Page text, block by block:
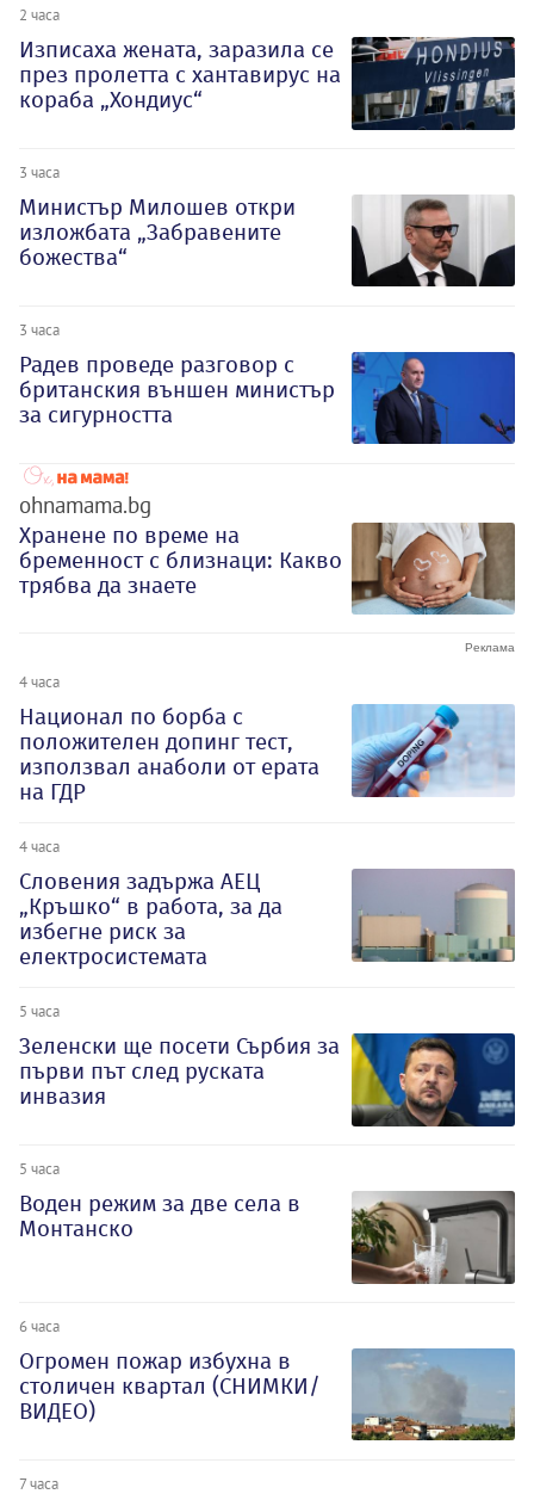
2 часа
Изписаха жената, заразила се
през пролетта с хантавирус на
кораба „Хондиус“
3 часа
Министър Милошев откри
изложбата „Забравените
божества“
3 часа
Радев проведе разговор с
британския външен министър
за сигурността
ohnamama.bg
Хранене по време на
бременност с близнаци: Какво
трябва да знаете
4 часа
Национал по борба с
положителен допинг тест,
използвал анаболи от ерата
на ГДР
4 часа
Словения задържа АЕЦ
„Кръшко“ в работа, за да
избегне риск за
електросистемата
5 часа
Зеленски ще посети Сърбия за
първи път след руската
инвазия
5 часа
Воден режим за две села в
Монтанско
6 часа
Огромен пожар избухна в
столичен квартал (СНИМКИ/
ВИДЕО)
7 часа